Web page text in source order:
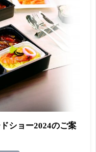
ショー2024のご案